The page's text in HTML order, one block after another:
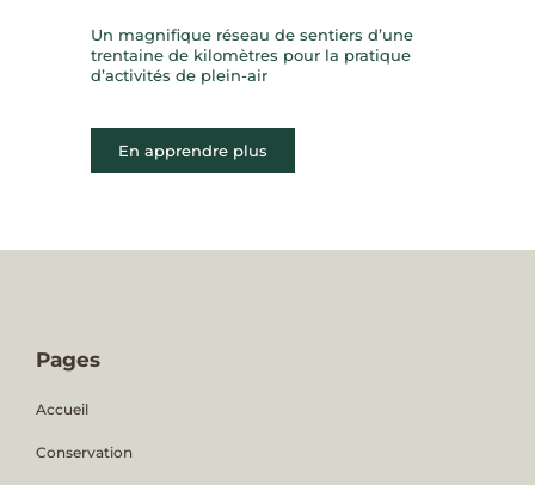
Un magnifique réseau de sentiers d’une
trentaine de kilomètres pour la pratique
d’activités de plein-air
En apprendre plus
Pages
Accueil
Conservation